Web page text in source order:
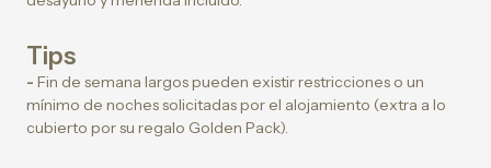
Tips
- Fin de semana largos pueden existir restricciones o un
mínimo de noches solicitadas por el alojamiento (extra a lo
cubierto por su regalo Golden Pack).